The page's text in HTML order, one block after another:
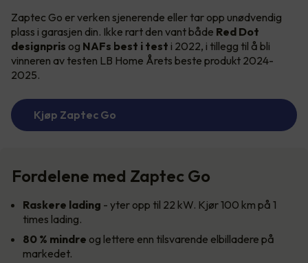
Zaptec Go er verken sjenerende eller tar opp unødvendig
plass i garasjen din. Ikke rart den vant både Red Dot
designpris og NAFs best i test i 2022, i tillegg til å bli
vinneren av testen LB Home Årets beste produkt 2024-
2025.
Kjøp Zaptec Go
Fordelene med Zaptec Go
Raskere lading - yter opp til 22 kW. Kjør 100 km på 1
times lading.
80 % mindre og lettere enn tilsvarende elbilladere på
markedet.